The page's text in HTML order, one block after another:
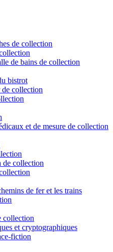
de collection
de bains de collection
bistrot
collection
et de mesure de collection
de collection
de fer et les trains
collection
et cryptographiques
fiction